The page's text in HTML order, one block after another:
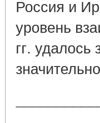
Россия и
уровень
гг.